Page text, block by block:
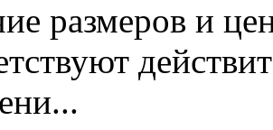
размеров и